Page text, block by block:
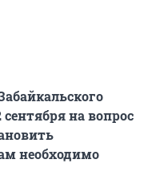
на вопрос
необходимо